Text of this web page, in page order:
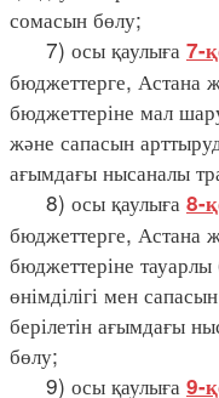
сомасын бөлу;
7) осы қаулыға 7-
бюджеттерге, Астана
бюджеттеріне мал
және сапасын
ағымдағы нысаналы
8) осы қаулыға 8-
бюджеттерге, Астана
бюджеттеріне
өнімділігі мен
берілетін ағымдағы
бөлу;
9) осы қаулыға 9-